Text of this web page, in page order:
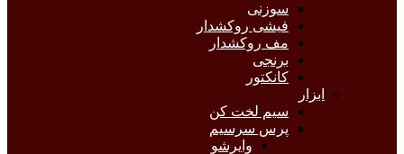
سوزنی
فیشی روکشدار
مف روکشدار
برنجی
کانکتور
ابزار
سیم لخت کن
پرس سرسیم
وایرشو